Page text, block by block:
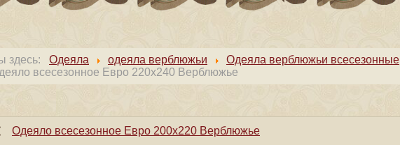
здесь: Одеяла одеяла верблюжьи
Одеяла верблюжьи всесезонные
всесезонное Евро 220х240 Верблюжье
Одеяло всесезонное Евро 200х220 Верблюжье